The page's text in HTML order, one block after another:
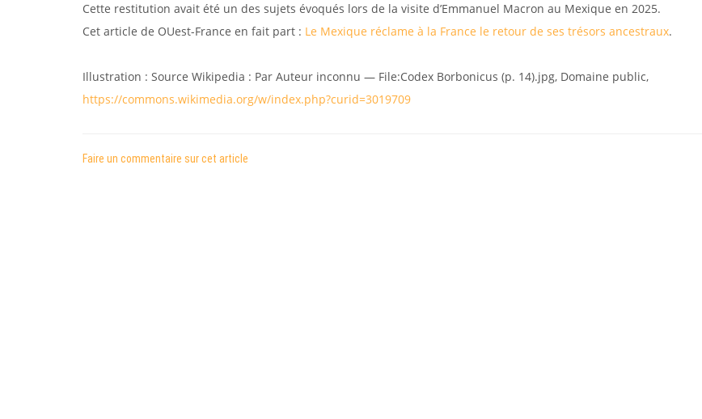
Cette restitution avait été un des sujets évoqués lors de la visite d’Emmanuel Macron au Mexique en 2025.
Cet article de OUest-France en fait part : Le Mexique réclame à la France le retour de ses trésors ancestraux.
Illustration : Source Wikipedia : Par Auteur inconnu — File:Codex Borbonicus (p. 14).jpg, Domaine public,
https://commons.wikimedia.org/w/index.php?curid=3019709
Faire un commentaire sur cet article